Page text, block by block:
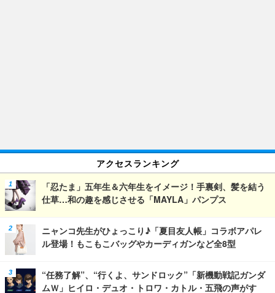
アクセスランキング
「忍たま」五年生＆六年生をイメージ！手裏剣、髪を結う
仕草…和の趣を感じさせる「MAYLA」パンプス
ニャンコ先生がひょっこり♪「夏目友人帳」コラボアパレ
ル登場！もこもこバッグやカーディガンなど全8型
“任務了解”、“行くよ、サンドロック”「新機動戦記ガンダ
ムＷ」ヒイロ・デュオ・トロワ・カトル・五飛の声がす